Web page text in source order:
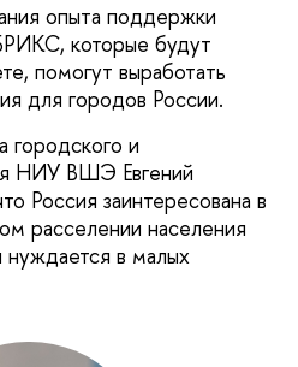
опыта поддержки
которые будут
помогут выработать
для городов России.
городского и
НИУ ВШЭ Евгений
Россия заинтересована в
расселении населения
нуждается в малых